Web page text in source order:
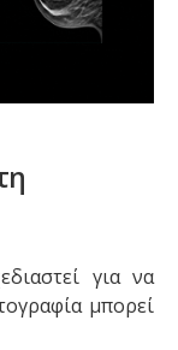
για να
μπορεί